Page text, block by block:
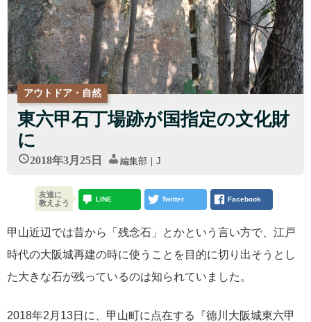
アウトドア・自然
東六甲石丁場跡が国指定の文化財
に
2018年3月25日 編集部｜J
甲山近辺では昔から「残念石」とかという言い方で、江戸
時代の大阪城再建の時に使うことを目的に切り出そうとし
た大きな石が残っているのは知られていました。
2018年2月13日に、甲山町に点在する『徳川大阪城東六甲
友達に
教えよう
LINE Twitter Facebook